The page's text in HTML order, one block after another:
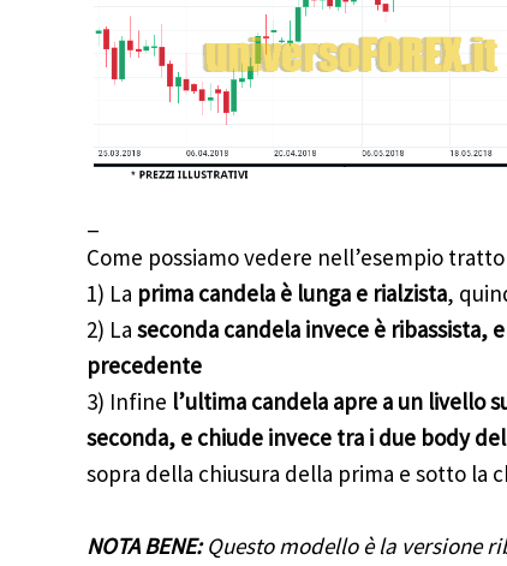
Come possiamo vedere nell’esempio
1) La prima candela è lunga e rialzista,
2) La seconda candela invece è ribassista,
precedente
3) Infine l’ultima candela apre a un livello
seconda, e chiude invece tra i due body
sopra della chiusura della prima e sotto la
NOTA BENE:Questo modello è la versione